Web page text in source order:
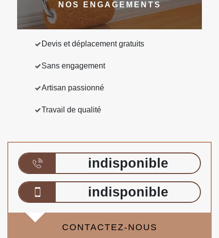
NOS ENGAGEMENTS
Devis et déplacement gratuits
Sans engagement
Artisan passionné
Travail de qualité
indisponible
indisponible
CONTACTEZ-NOUS